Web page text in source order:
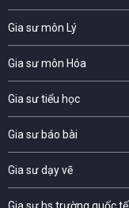
Gia sư môn Lý
Gia sư môn Hóa
Gia sư tiểu học
Gia sư báo bài
Gia sư dạy vẽ
Gia sư hs trường quốc tế